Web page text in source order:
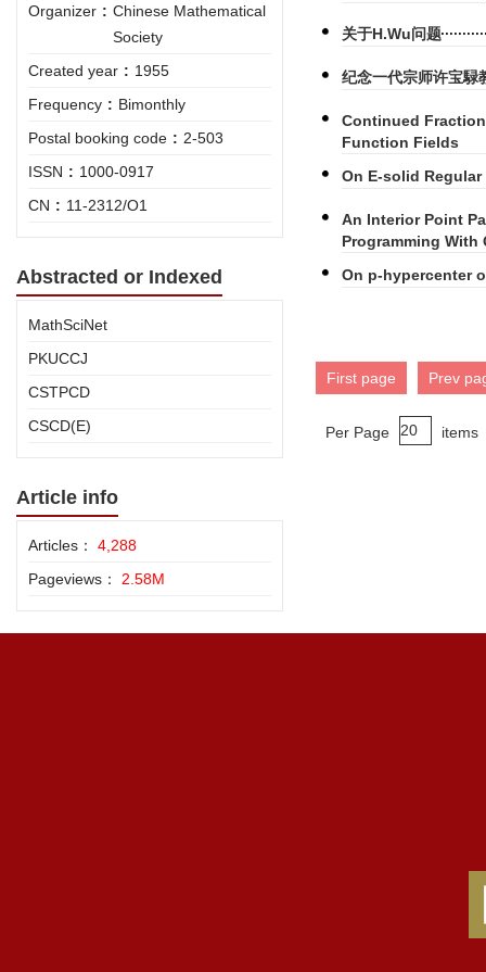
Organizer : Chinese Mathematical
Society
Created year : 1955
Frequency : Bimonthly
Postal booking code : 2-503
ISSN : 1000-0917
CN : 11-2312/O1
Abstracted or Indexed
MathSciNet
PKUCCJ
CSTPCD
CSCD(E)
Article info
Articles： 4,288
Pageviews： 2.58M
关于H.Wu问题
纪念一代宗师许宝騄
Continued
Function Fields
On E-solid
An Interior Point
Programming With
On p-hypercenter
First page Prev
Per Page items